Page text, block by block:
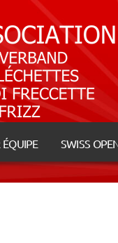
SWISS